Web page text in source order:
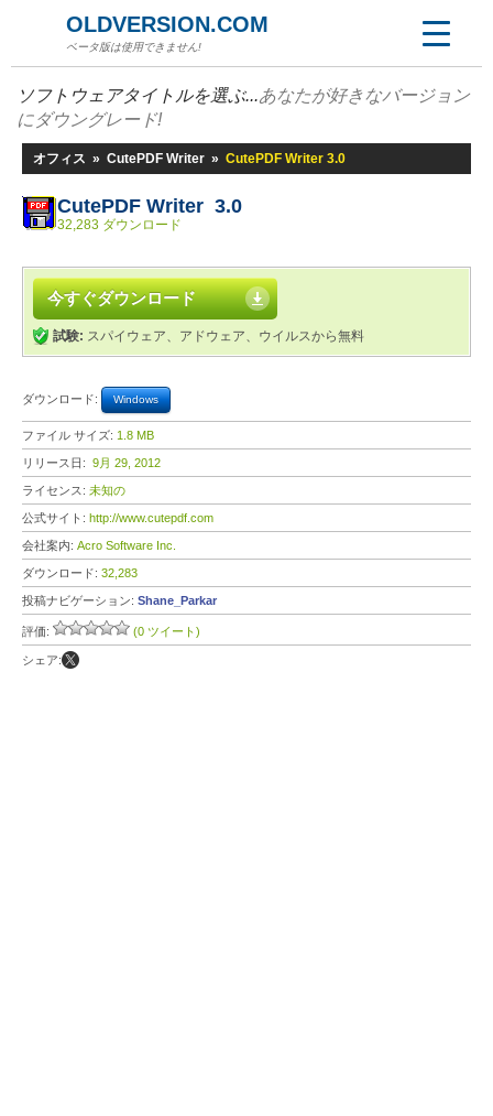
OLDVERSION.COM
ベータ版は使用できません!
ソフトウェアタイトルを選ぶ...あなたが好きなバージョン
にダウングレード!
オフィス » CutePDF Writer » CutePDF Writer 3.0
CutePDF Writer 3.0
32,283 ダウンロード
今すぐダウンロード
試験: スパイウェア、アドウェア、ウイルスから無料
ダウンロード: Windows
ファイル サイズ: 1.8 MB
リリース日: 9月 29, 2012
ライセンス: 未知の
公式サイト: http://www.cutepdf.com
会社案内: Acro Software Inc.
ダウンロード: 32,283
投稿ナビゲーション: Shane_Parkar
評価: (0 ツイート)
シェア: